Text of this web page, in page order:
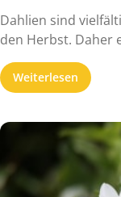
Dahlien sind
den Herbst. Daher
Weiterlesen